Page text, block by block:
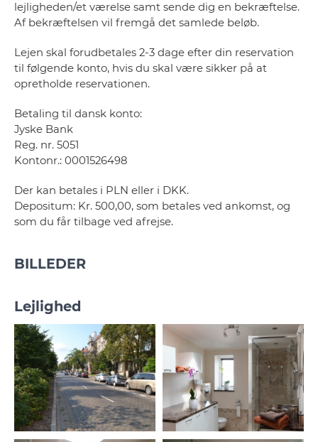
lejligheden/et værelse samt sende dig en bekræftelse.
Af bekræftelsen vil fremgå det samlede beløb.
Lejen skal forudbetales 2-3 dage efter din reservation
til følgende konto, hvis du skal være sikker på at
opretholde reservationen.
Betaling til dansk konto:
Jyske Bank
Reg. nr. 5051
Kontonr.: 0001526498
Der kan betales i PLN eller i DKK.
Depositum: Kr. 500,00, som betales ved ankomst, og
som du får tilbage ved afrejse.
BILLEDER
Lejlighed